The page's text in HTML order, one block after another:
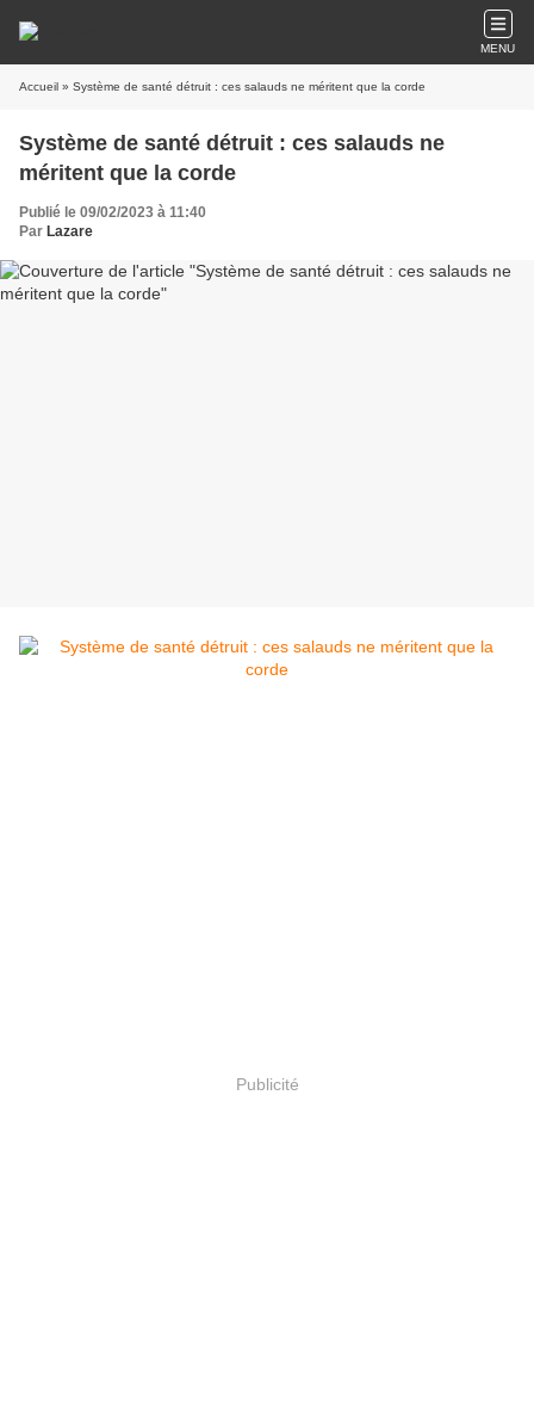
MENU
Accueil » Système de santé détruit : ces salauds ne méritent que la corde
Système de santé détruit : ces salauds ne
méritent que la corde
Publié le 09/02/2023 à 11:40
Par Lazare
Publicité